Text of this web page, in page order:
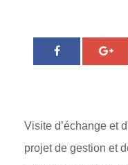
Visite d’échange et
projet de gestion et